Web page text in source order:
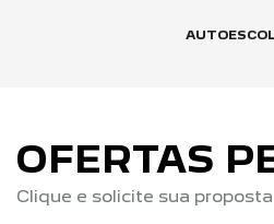
OFERTAS
Clique e solicite sua